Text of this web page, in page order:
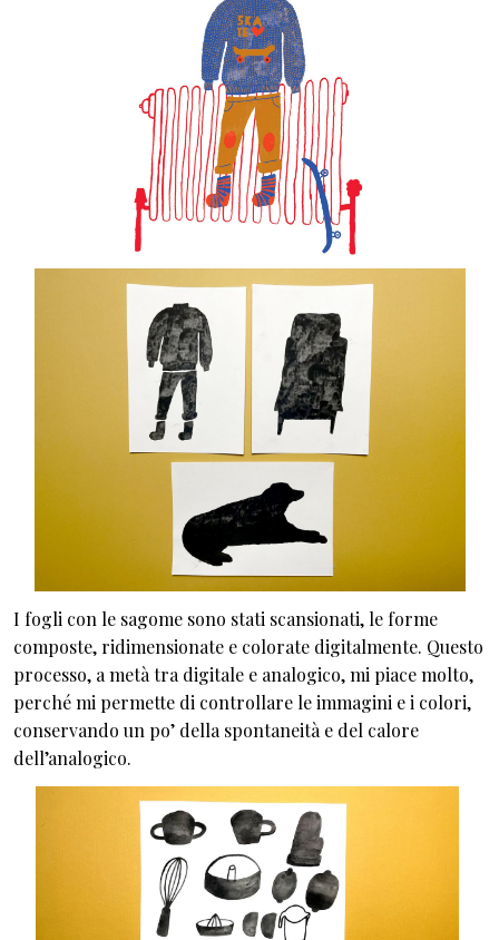
I fogli con le sagome sono stati scansionati, le forme
composte, ridimensionate e colorate digitalmente. Questo
processo, a metà tra digitale e analogico, mi piace molto,
perché mi permette di controllare le immagini e i colori,
conservando un po’ della spontaneità e del calore
dell’analogico.